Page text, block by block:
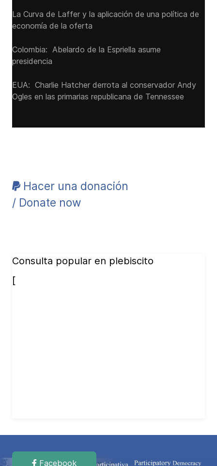
La Curva de Laffer y la aplicación de una política de
economía de la oferta
Colombia: Abelardo de la Espriella asume
presidencia
EUA: Charlie Hatcher derrota al conservador Andy
Ogles en las primarias republicana de Tennessee
Hacer una donación
/ Donate now
Consulta popular en plebiscito
[
Facebook